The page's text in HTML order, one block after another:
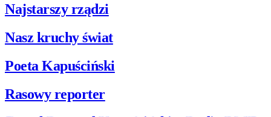
Najstarszy rządzi
Nasz kruchy świat
Poeta Kapuściński
Rasowy reporter